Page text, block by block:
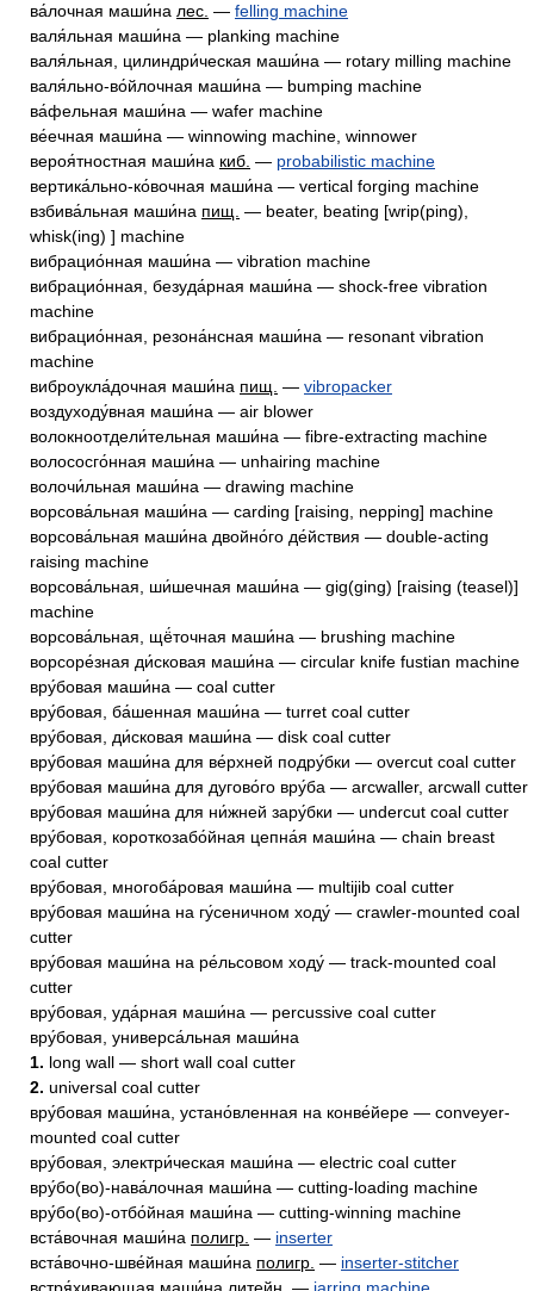
ва́лочная маши́на лес. — felling machine
валя́льная маши́на — planking machine
валя́льная, цилиндри́ческая маши́на — rotary milling machine
валя́льно-во́йлочная маши́на — bumping machine
ва́фельная маши́на — wafer machine
ве́ечная маши́на — winnowing machine, winnower
вероя́тностная маши́на киб. — probabilistic machine
вертика́льно-ко́вочная маши́на — vertical forging machine
взбива́льная маши́на пищ. — beater, beating [wrip(ping),
whisk(ing) ] machine
вибрацио́нная маши́на — vibration machine
вибрацио́нная, безуда́рная маши́на — shock-free vibration
machine
вибрацио́нная, резона́нсная маши́на — resonant vibration
machine
виброукла́дочная маши́на пищ. — vibropacker
воздуходу́вная маши́на — air blower
волокноотдели́тельная маши́на — fibre-extracting machine
волососго́нная маши́на — unhairing machine
волочи́льная маши́на — drawing machine
ворсова́льная маши́на — carding [raising, nepping] machine
ворсова́льная маши́на двойно́го де́йствия — double-acting
raising machine
ворсова́льная, ши́шечная маши́на — gig(ging) [raising (teasel)]
machine
ворсова́льная, щё́точная маши́на — brushing machine
ворсоре́зная ди́сковая маши́на — circular knife fustian machine
вру́бовая маши́на — coal cutter
вру́бовая, ба́шенная маши́на — turret coal cutter
вру́бовая, ди́сковая маши́на — disk coal cutter
вру́бовая маши́на для ве́рхней подру́бки — overcut coal cutter
вру́бовая маши́на для дугово́го вру́ба — arcwaller, arcwall cutter
вру́бовая маши́на для ни́жней зару́бки — undercut coal cutter
вру́бовая, короткозабо́йная цепна́я маши́на — chain breast
coal cutter
вру́бовая, многоба́ровая маши́на — multijib coal cutter
вру́бовая маши́на на гу́сеничном ходу́ — crawler-mounted coal
cutter
вру́бовая маши́на на ре́льсовом ходу́ — track-mounted coal
cutter
вру́бовая, уда́рная маши́на — percussive coal cutter
вру́бовая, универса́льная маши́на
1. long wall — short wall coal cutter
2. universal coal cutter
вру́бовая маши́на, устано́вленная на конве́йере — conveyer-
mounted coal cutter
вру́бовая, электри́ческая маши́на — electric coal cutter
вру́бо(во)-нава́лочная маши́на — cutting-loading machine
вру́бо(во)-отбо́йная маши́на — cutting-winning machine
вста́вочная маши́на полигр. — inserter
вста́вочно-шве́йная маши́на полигр. — inserter-stitcher